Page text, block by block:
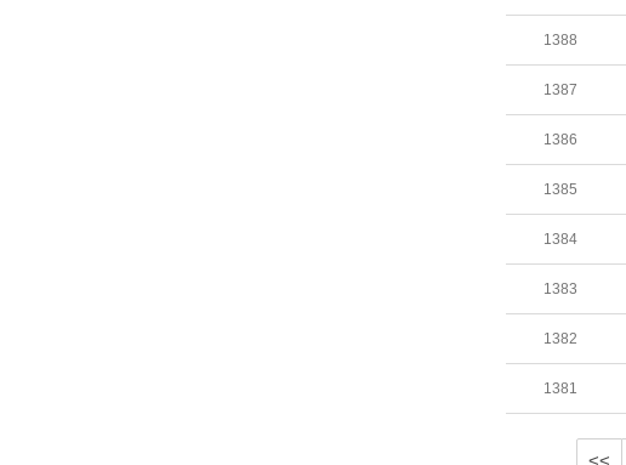
1388
1387
1386
1385
1384
1383
1382
1381
<<